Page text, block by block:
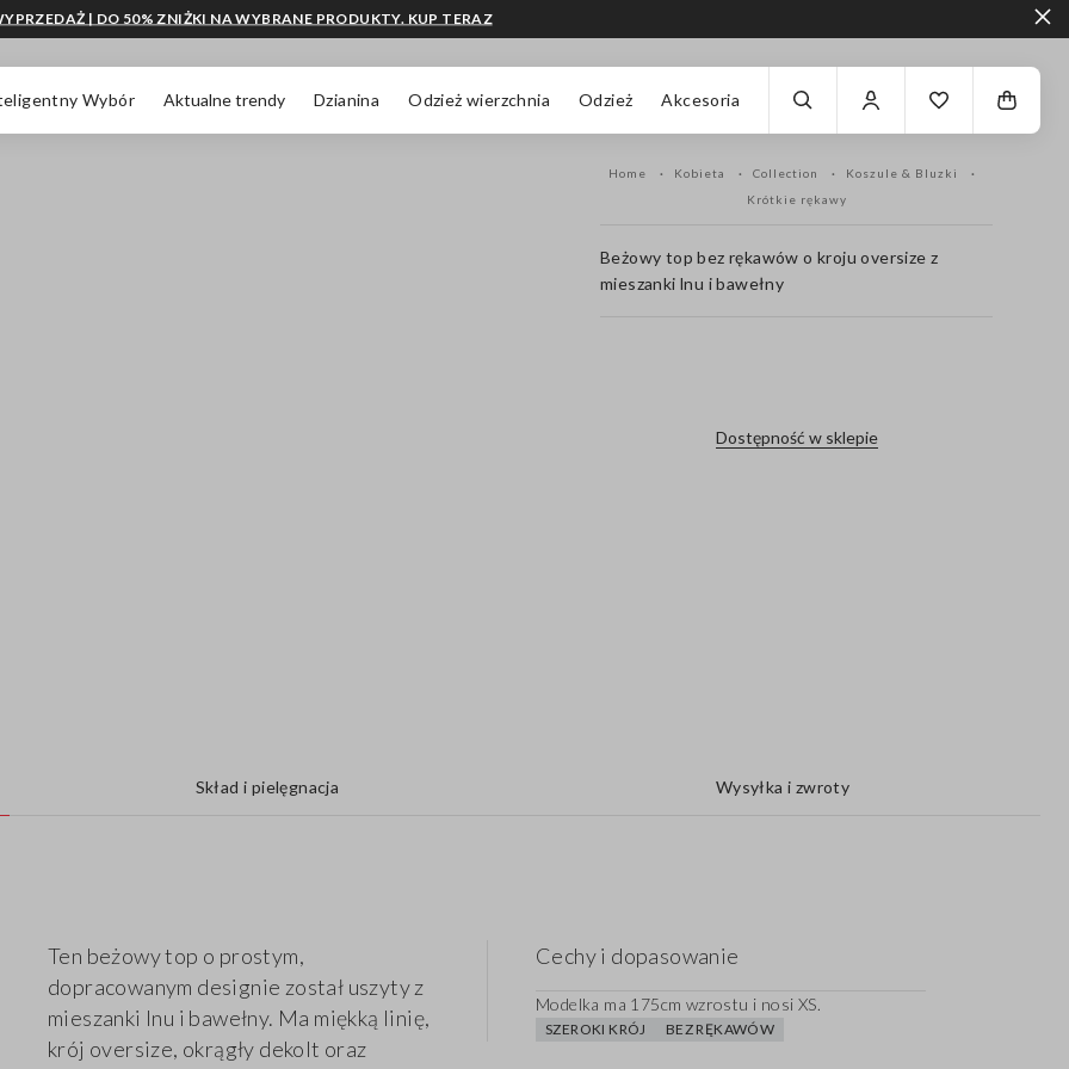
Wybór Aktualne trendy Dzianina Odzież wierzchnia Odzież Akcesoria
| DO 50% ZNIŻKI NA WYBRANE PRODUKTY. KUP TERAZ
Home Kobieta Collection
Koszule & Bluzki
Krótkie rękawy
Beżowy top bez rękawów o kroju oversize z
mieszanki lnu i bawełny
Dostępność w sklepie
Skład i pielęgnacja Wysyłka i zwroty
Ten beżowy top o prostym,
dopracowanym designie został uszyty z
mieszanki lnu i bawełny. Ma miękką linię,
krój oversize, okrągły dekolt oraz
Cechy i dopasowanie
Modelka ma 175cm wzrostu i nosi XS.
SZEROKI KRÓJ BEZ RĘKAWÓW